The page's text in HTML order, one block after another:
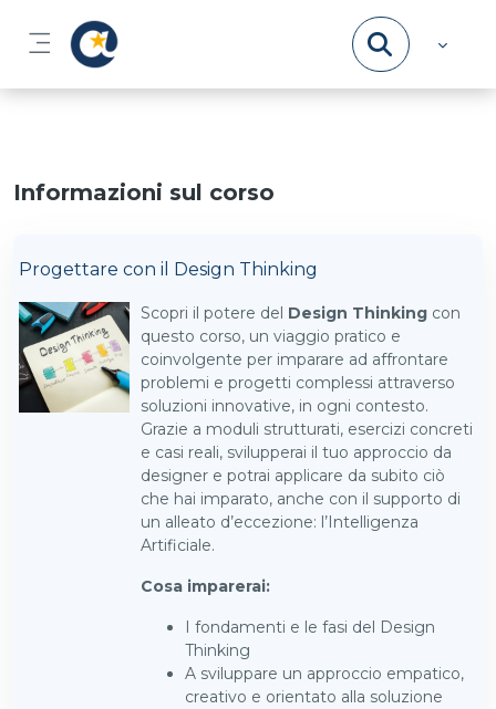
Pannello laterale
Informazioni sul corso
Progettare con il Design Thinking
Scopri il potere del Design Thinking con
questo corso, un viaggio pratico e
coinvolgente per imparare ad affrontare
problemi e progetti complessi attraverso
soluzioni innovative, in ogni contesto.
Grazie a moduli strutturati, esercizi concreti
e casi reali, svilupperai il tuo approccio da
designer e potrai applicare da subito ciò
che hai imparato, anche con il supporto di
un alleato d’eccezione: l’Intelligenza
Artificiale.
Cosa imparerai:
I fondamenti e le fasi del Design
Thinking
A sviluppare un approccio empatico,
creativo e orientato alla soluzione